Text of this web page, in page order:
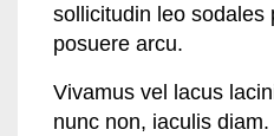
sollicitudin leo sodales
posuere arcu.
Vivamus vel lacus
nunc non, iaculis